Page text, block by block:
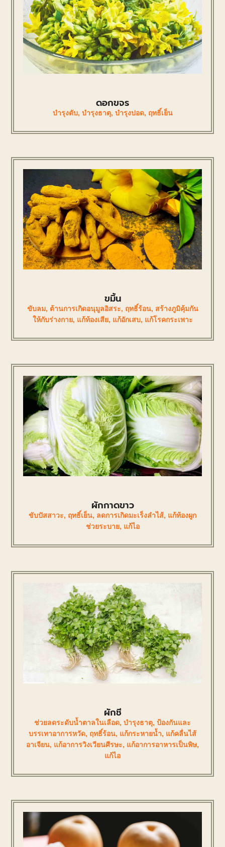
ดอกขจร
บำรุงตับ, บำรุงธาตุ, บำรุงปอด, ฤทธิ์เย็น
ขมิ้น
ขับลม, ต้านการเกิดอนุมูลอิสระ, ฤทธิ์ร้อน, สร้างภูมิคุ้มกัน
ให้กับร่างกาย, แก้ท้องเสีย, แก้อักเสบ, แก้โรคกระเพาะ
ผักกาดขาว
ขับปัสสาวะ, ฤทธิ์เย็น, ลดการเกิดมะเร็งลำไส้, แก้ท้องผูก
ช่วยระบาย, แก้ไอ
ผักชี
ช่วยลดระดับน้ำตาลในเลือด, บำรุงธาตุ, ป้องกันและ
บรรเทาอาการหวัด, ฤทธิ์ร้อน, แก้กระหายน้ำ, แก้คลื่นไส้
อาเจียน, แก้อาการวิงเวียนศีรษะ, แก้อาการอาหารเป็นพิษ,
แก้ไอ